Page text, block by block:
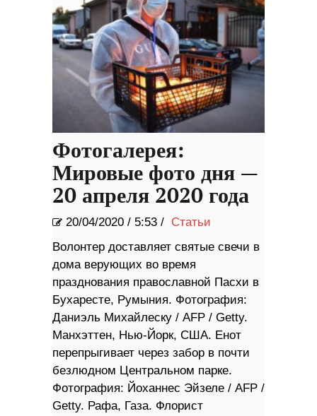
Фотогалерея:
Мировые фото дня —
20 апреля 2020 года
20/04/2020 / 5:53 / Статьи
Волонтер доставляет святые свечи в
дома верующих во время
празднования православной Пасхи в
Бухаресте, Румыния. Фотография:
Даниэль Михайлеску / AFP / Getty.
Манхэттен, Нью-Йорк, США. Енот
перепрыгивает через забор в почти
безлюдном Центральном парке.
Фотография: Йоханнес Эйзеле / ​​AFP /
Getty. Рафа, Газа. Флорист